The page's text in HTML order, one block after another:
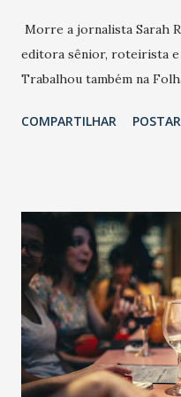
Morre a jornalista Sarah
editora sênior, roteirista
Trabalhou também na
COMPARTILHAR